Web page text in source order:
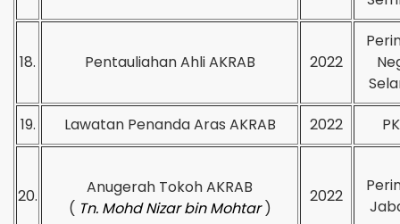
18. Pentauliahan Ahli AKRAB 2022
19.
Lawatan Penanda Aras AKRAB 2022
20.
Anugerah Tokoh AKRAB
( Tn. Mohd Nizar bin Mohtar )
2022